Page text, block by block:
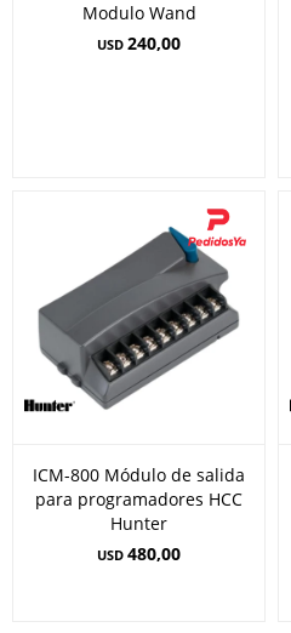
Modulo Wand
USD 240,00
ICM-800 Módulo de salida
para programadores HCC
Hunter
USD 480,00